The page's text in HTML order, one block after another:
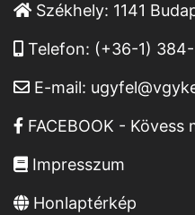
Székhely: 1141
Telefon: (+36-1)
E-mail:
FACEBOOK - Kövess
Impresszum
Honlaptérkép